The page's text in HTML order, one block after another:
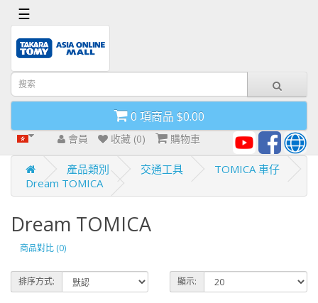
首
頁
導
欄
☰
0 項商品 $0.00
會員 收藏 (0) 購物車
產品類別 交通工具
TOMICA 車仔
Dream TOMICA
Dream TOMICA
商品對比 (0)
排序方式: 顯示: